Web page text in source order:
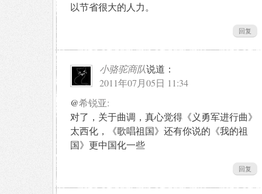
以节省很大的人力。
回复
小骆驼商队说道：
2011年07月05日 11:34
@希锐亚:
对了，关于曲调，真心觉得《义勇军进行曲》
太西化，《歌唱祖国》还有你说的《我的祖
国》更中国化一些
回复